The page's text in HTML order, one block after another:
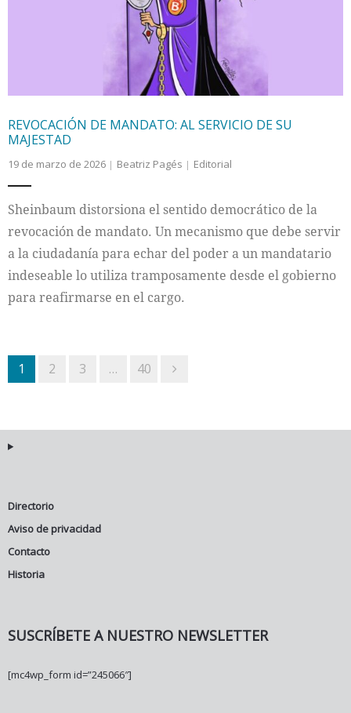
REVOCACIÓN DE MANDATO: AL SERVICIO DE SU
MAJESTAD
19 de marzo de 2026 Beatriz Pagés Editorial
Sheinbaum distorsiona el sentido democrático de la
revocación de mandato. Un mecanismo que debe servir
a la ciudadanía para echar del poder a un mandatario
indeseable lo utiliza tramposamente desde el gobierno
para reafirmarse en el cargo.
1 2 3 … 40
Directorio
Aviso de privacidad
Contacto
Historia
SUSCRÍBETE A NUESTRO NEWSLETTER
[mc4wp_form id=”245066″]